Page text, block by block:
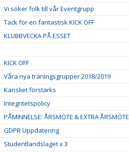
Vi söker folk till vår Eventgrupp
Tack för en fantastisk KICK OFF
KLUBBVECKA PÅ ESSET
KICK OFF
Våra nya träningsgrupper 2018/2019
Kansliet förstärks
Integritetspolicy
PÅMINNELSE: ÅRSMÖTE & EXTRA ÅRSMÖTE
GDPR Uppdatering
Studentlandslaget x 3